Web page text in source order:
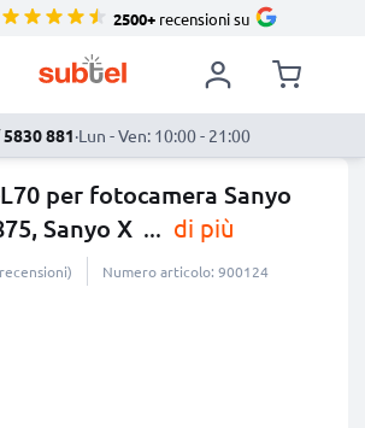
2500+recensioni su
881·Lun - Ven: 10:00 - 21:00
per fotocamera Sanyo
Sanyo X ... di più
Numero articolo: 900124